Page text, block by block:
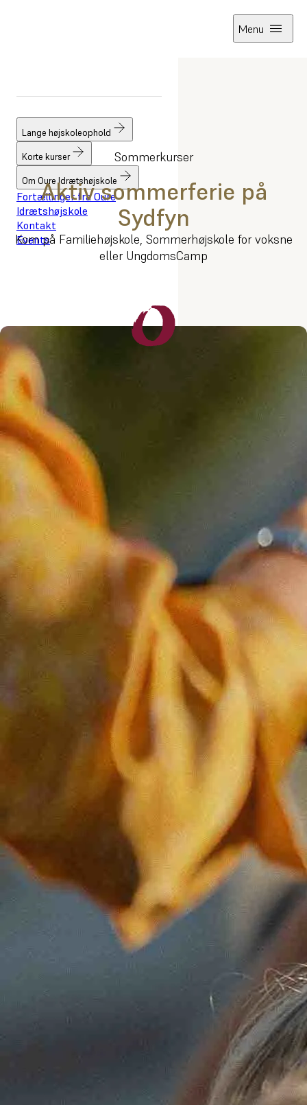
Lange højskoleophold
Korte kurser
Om Oure Idrætshøjskole
Fortællinger fra Oure
Idrætshøjskole
Kontakt
Events
Menu
Sommerkurser
Sommerkurser
Aktiv sommerferie på
Sydfyn
Kom på Familiehøjskole, Sommerhøjskole for voksne
eller UngdomsCamp